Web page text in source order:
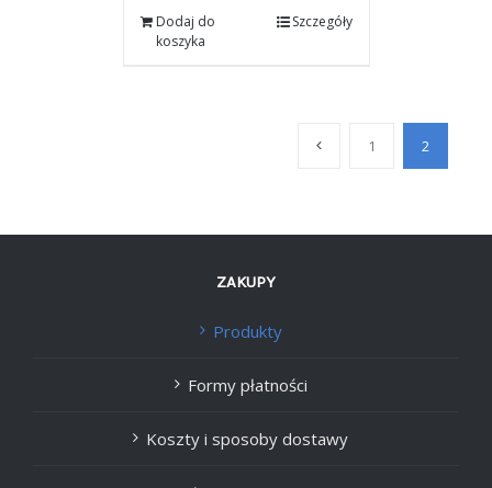
Dodaj do
koszyka
Szczegóły
1 2
ZAKUPY
Produkty
Formy płatności
Koszty i sposoby dostawy